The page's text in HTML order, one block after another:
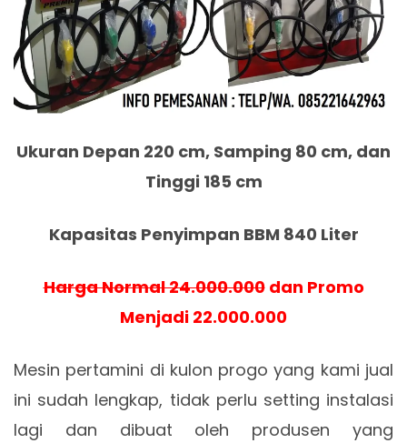
Ukuran Depan 220 cm, Samping 80 cm, dan
Tinggi 185 cm
Kapasitas Penyimpan BBM 840 Liter
Harga Normal 24.000.000dan Promo
Menjadi 22.000.000
Mesin pertamini di kulon progo yang kami jual
ini sudah lengkap, tidak perlu setting instalasi
lagi dan dibuat oleh produsen yang